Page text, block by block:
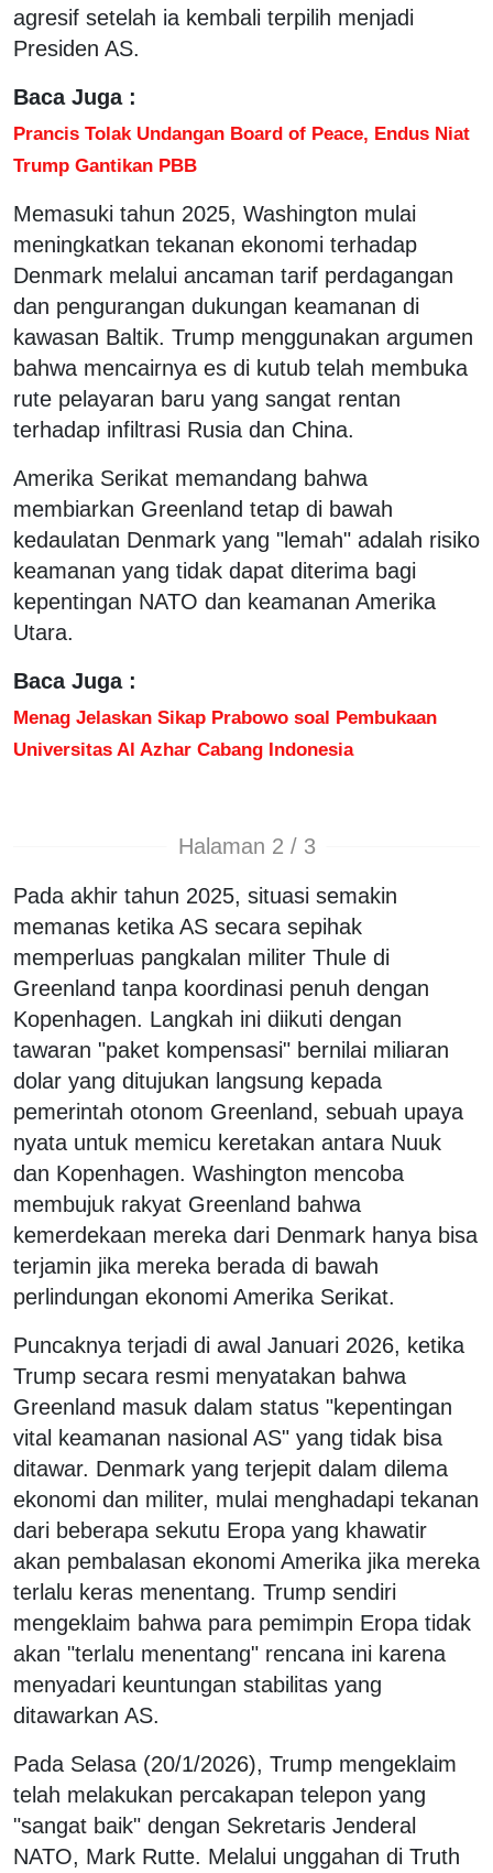
agresif setelah ia kembali terpilih menjadi
Presiden AS.
Baca Juga :
Prancis Tolak Undangan Board of Peace, Endus Niat
Trump Gantikan PBB
Memasuki tahun 2025, Washington mulai
meningkatkan tekanan ekonomi terhadap
Denmark melalui ancaman tarif perdagangan
dan pengurangan dukungan keamanan di
kawasan Baltik. Trump menggunakan argumen
bahwa mencairnya es di kutub telah membuka
rute pelayaran baru yang sangat rentan
terhadap infiltrasi Rusia dan China.
Amerika Serikat memandang bahwa
membiarkan Greenland tetap di bawah
kedaulatan Denmark yang "lemah" adalah risiko
keamanan yang tidak dapat diterima bagi
kepentingan NATO dan keamanan Amerika
Utara.
Baca Juga :
Menag Jelaskan Sikap Prabowo soal Pembukaan
Universitas Al Azhar Cabang Indonesia
Halaman 2 / 3
Pada akhir tahun 2025, situasi semakin
memanas ketika AS secara sepihak
memperluas pangkalan militer Thule di
Greenland tanpa koordinasi penuh dengan
Kopenhagen. Langkah ini diikuti dengan
tawaran "paket kompensasi" bernilai miliaran
dolar yang ditujukan langsung kepada
pemerintah otonom Greenland, sebuah upaya
nyata untuk memicu keretakan antara Nuuk
dan Kopenhagen. Washington mencoba
membujuk rakyat Greenland bahwa
kemerdekaan mereka dari Denmark hanya bisa
terjamin jika mereka berada di bawah
perlindungan ekonomi Amerika Serikat.
Puncaknya terjadi di awal Januari 2026, ketika
Trump secara resmi menyatakan bahwa
Greenland masuk dalam status "kepentingan
vital keamanan nasional AS" yang tidak bisa
ditawar. Denmark yang terjepit dalam dilema
ekonomi dan militer, mulai menghadapi tekanan
dari beberapa sekutu Eropa yang khawatir
akan pembalasan ekonomi Amerika jika mereka
terlalu keras menentang. Trump sendiri
mengeklaim bahwa para pemimpin Eropa tidak
akan "terlalu menentang" rencana ini karena
menyadari keuntungan stabilitas yang
ditawarkan AS.
Pada Selasa (20/1/2026), Trump mengeklaim
telah melakukan percakapan telepon yang
"sangat baik" dengan Sekretaris Jenderal
NATO, Mark Rutte. Melalui unggahan di Truth